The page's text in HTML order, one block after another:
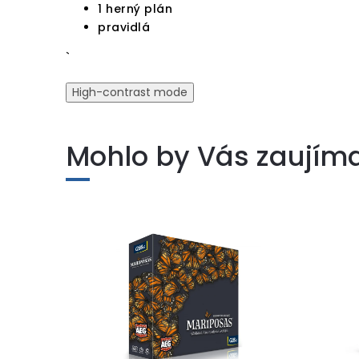
1 herný plán
pravidlá
`
High-contrast mode
Mohlo by Vás